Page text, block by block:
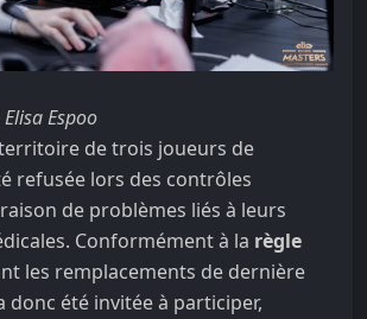
Espoo
territoire de trois joueurs de
refusée lors des contrôles
de problèmes liés à leurs
Conformément à la règle
les remplacements de dernière
donc été invitée à participer,